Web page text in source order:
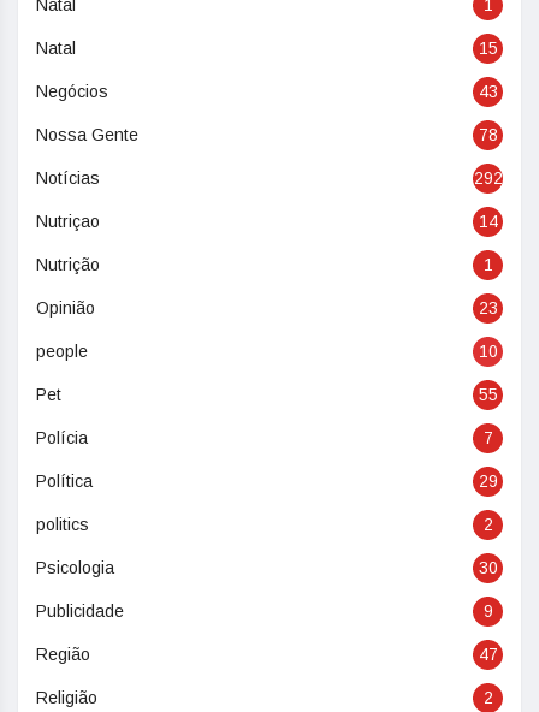
Natal 1
Natal 15
Negócios 43
Nossa Gente 78
Notícias 292
Nutriçao 14
Nutrição 1
Opinião 23
people 10
Pet 55
Polícia 7
Política 29
politics 2
Psicologia 30
Publicidade 9
Região 47
Religião 2